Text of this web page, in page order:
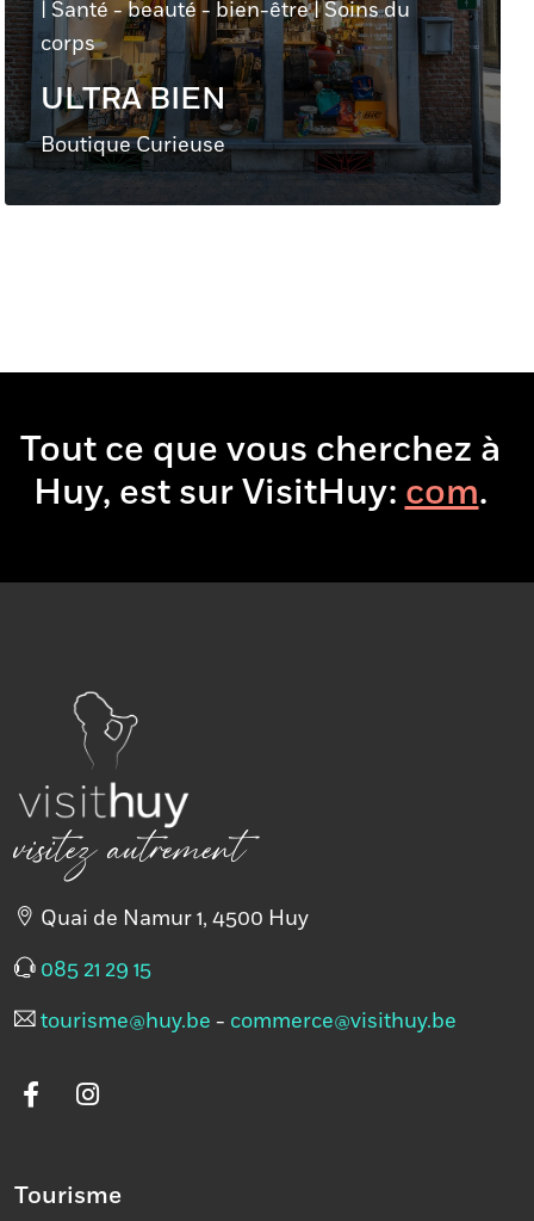
| Santé - beauté - bien-être|Soins du
corps
ULTRA BIEN
Boutique Curieuse
Tout ce que vous cherchez à
Huy, est sur VisitHuy:b.
visitez autrement
Quai de Namur 1, 4500 Huy
085 21 29 15
tourisme@huy.be - commerce@visithuy.be
Tourisme